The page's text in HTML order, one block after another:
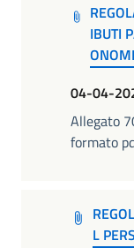
IBUTI
04-04-
Allegato
formato
L